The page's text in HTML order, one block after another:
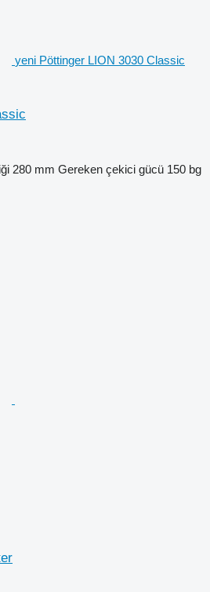
yeni Pöttinger LION 3030 Classic
280 mm Gereken çekici gücü 150 bg